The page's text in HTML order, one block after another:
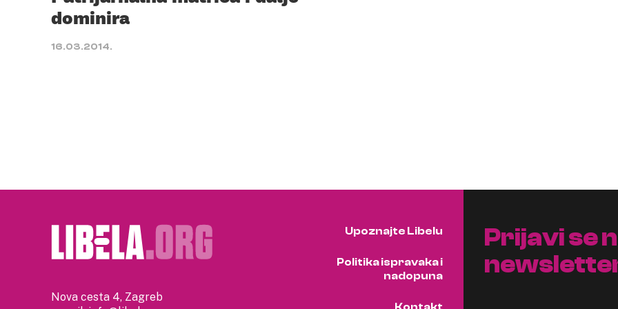
dominira
16.03.2014.
Nova cesta 4, Zagreb
Upoznajte Libelu
Politika ispravaka i
nadopuna
Prijavi se